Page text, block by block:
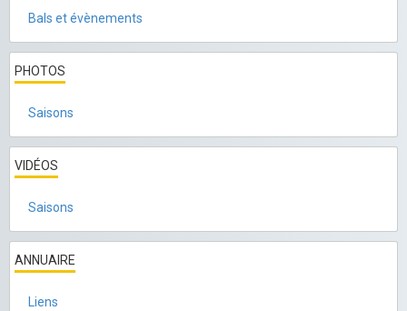
Bals et évènements
PHOTOS
Saisons
VIDÉOS
Saisons
ANNUAIRE
Liens